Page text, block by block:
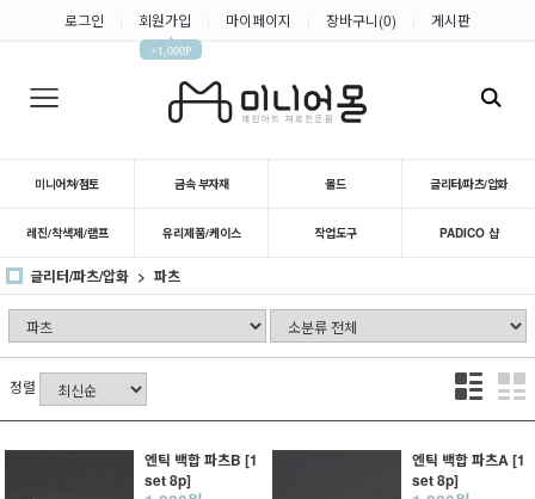
로그인 회원가입
▲
+1,000P
마이페이지 장바구니(0) 게시판
미니어쳐/점토 금속 부자재 몰드 글리터/파츠/압화
레진/착색제/램프 유리제품/케이스 작업도구 PADICO 샵
글리터/파츠/압화 파츠
정렬
엔틱 백합 파츠B [1
set 8p]
엔틱 백합 파츠A [1
set 8p]